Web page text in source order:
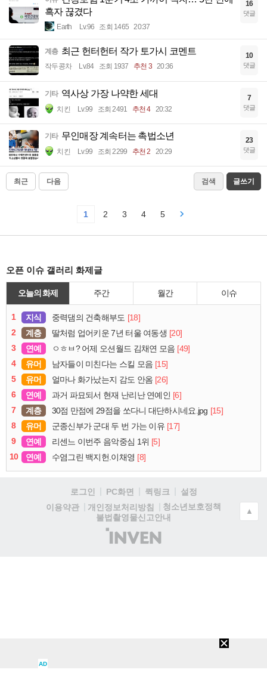
흑자 끊겼다
Earth Lv.96 조회 1465 20:37
16
댓글
계층 최근 헌터헌터 작가 토가시 코멘트
작두콩차 Lv.84 조회 1937 추천 3 20:36
10
댓글
기타 역사상 가장 나약한 세대
치킨 Lv.99 조회 2491 추천 4 20:32
7
댓글
기타 무인매장 계속터는 촉법소년
치킨 Lv.99 조회 2299 추천 2 20:29
23
댓글
최근 다음 검색 글쓰기
1 2 3 4 5
오픈 이슈 갤러리 화제글
오늘의 화제 주간 월간 이슈
1 지식 중력댐의 건축해부도 [18]
2
계층 딸처럼 업어키운 7년 터울 여동생 [20]
3
연예 ㅇㅎㅂ? 어제 오션월드 김채연 모음 [49]
4
유머 남자들이 미친다는 스킬 모음 [15]
5
유머 얼마나 화가났는지 감도 안옴 [26]
6
연예 과거 파묘되서 현재 난리난 연예인 [6]
7
계층 30점 만점에 29점을 쏘다니 대단하시네요.jpg [15]
8
유머 군종신부가 군대 두 번 가는 이유 [17]
9
연예 리센느 이번주 음악중심 1위 [5]
10
연예 수염그린 백지헌.이채영 [8]
로그인 PC화면 퀵링크
설정
이용약관
개인정보처리방침
청소년보호정책
불법촬영물신고안내
(주)
인
▲
AD